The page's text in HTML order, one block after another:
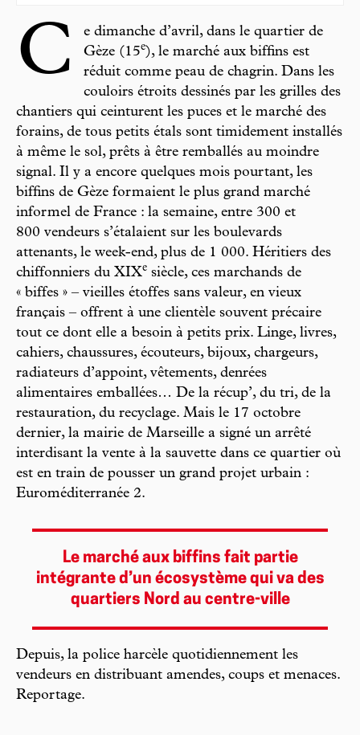
C
e dimanche d’avril, dans le quartier de
Gèze (15e), le marché aux biffins est
réduit comme peau de chagrin. Dans les
couloirs étroits dessinés par les grilles des
chantiers qui ceinturent les puces et le marché des
forains, de tous petits étals sont timidement installés
à même le sol, prêts à être remballés au moindre
signal. Il y a encore quelques mois pourtant, les
biffins de Gèze formaient le plus grand marché
informel de France : la semaine, entre 300 et
800 vendeurs s’étalaient sur les boulevards
attenants, le week-end, plus de 1 000. Héritiers des
chiffonniers du XIXe siècle, ces marchands de
« biffes » – vieilles étoffes sans valeur, en vieux
français – offrent à une clientèle souvent précaire
tout ce dont elle a besoin à petits prix. Linge, livres,
cahiers, chaussures, écouteurs, bijoux, chargeurs,
radiateurs d’appoint, vêtements, denrées
alimentaires emballées… De la récup’, du tri, de la
restauration, du recyclage. Mais le 17 octobre
dernier, la mairie de Marseille a signé un arrêté
interdisant la vente à la sauvette dans ce quartier où
est en train de pousser un grand projet urbain :
Euroméditerranée 2.
Le marché aux biffins fait partie
intégrante d’un écosystème qui va des
quartiers Nord au centre-ville
Depuis, la police harcèle quotidiennement les
vendeurs en distribuant amendes, coups et menaces.
Reportage.